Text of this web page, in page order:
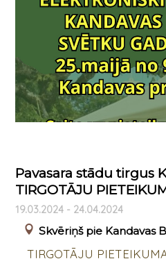
Pavasara stādu tirgus
TIRGOTĀJU
19.03.2024 - 24.04.2024
Skvēriņš pie Kandavas
TIRGOTĀJU